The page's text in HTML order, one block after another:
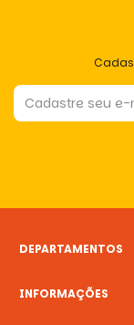
DEPARTAMENTOS
INFORMAÇÕES